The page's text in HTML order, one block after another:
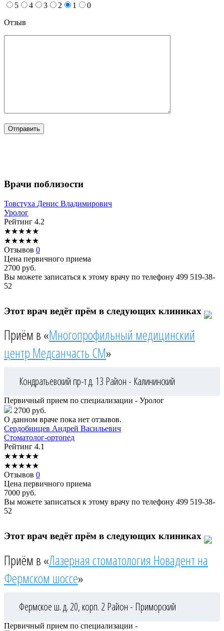
5 4 3 2 1
0
Отзыв
Врачи поблизости
Товстуха Денис Владимирович
Уролог
Рейтинг 4.2
★★★★★
★★★★★
Отзывов 0
Цена первичного приема
2700 руб.
Вы можете записаться к этому врачу по телефону 499 519-38-
52
Этот врач ведёт прём в следующих клиниках
Приём в «Многопрофильный медицинский
центр Медсанчасть СМ»
Кондратьевский пр-т д. 13 Район - Калининский
Первичный прием по специализации - Уролог
2700 руб.
О данном враче пока нет отзывов.
Сердобинцев Андрей Васильевич
Стоматолог-ортопед
Рейтинг 4.1
★★★★★
★★★★★
Отзывов 0
Цена первичного приема
7000 руб.
Вы можете записаться к этому врачу по телефону 499 519-38-
52
Этот врач ведёт прём в следующих клиниках
Приём в «Лазерная стоматология Новадент на
Фермском шоссе»
Фермское ш. д. 20, корп. 2 Район - Приморский
Первичный прием по специализации -